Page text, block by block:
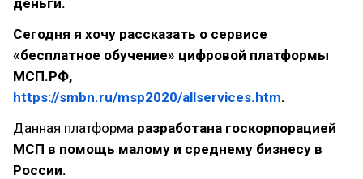
деньги.
Сегодня я хочу рассказать о сервисе
«бесплатное обучение» цифровой платформы
МСП.РФ,
https://smbn.ru/msp2020/allservices.htm.
Данная платформа разработана госкорпорацией
МСП в помощь малому и среднему бизнесу в
России.